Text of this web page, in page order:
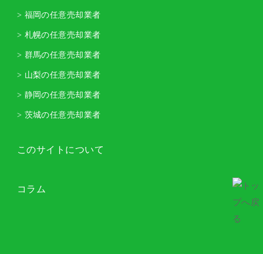
> 福岡の任意売却業者
> 札幌の任意売却業者
> 群馬の任意売却業者
> 山梨の任意売却業者
> 静岡の任意売却業者
> 茨城の任意売却業者
このサイトについて
コラム